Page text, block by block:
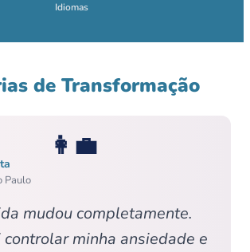
Idiomas
de Transformação
👩‍💼
Paulo
mudou completamente.
controlar minha ansiedade e